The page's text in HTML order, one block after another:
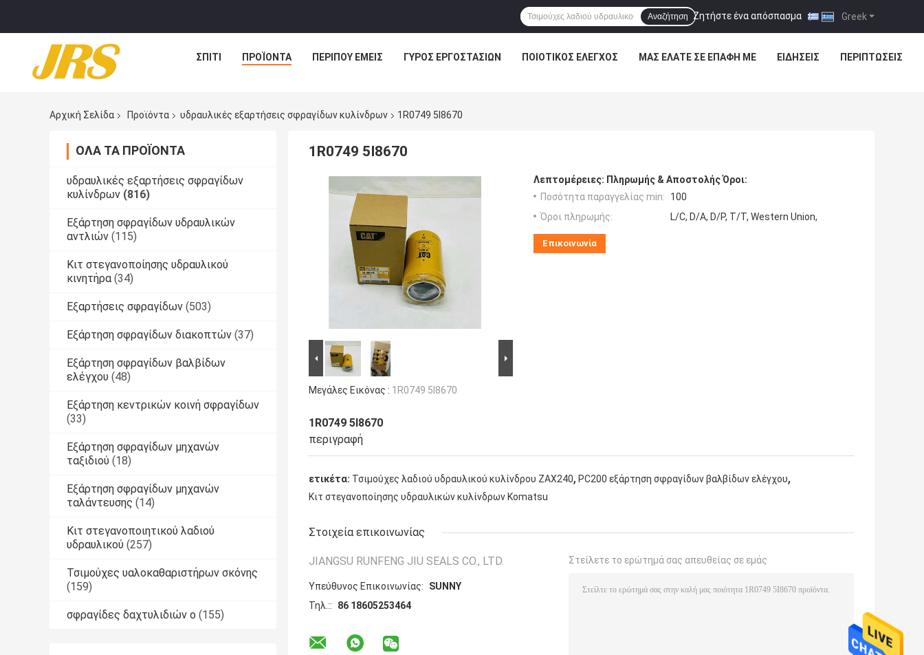
Greek
Ζητήστε ένα απόσπασμα |
Αναζήτηση
ΣΠΊΤΙ ΠΡΟΪΌΝΤΑ ΠΕΡΊΠΟΥ ΕΜΕΊΣ ΓΎΡΟΣ ΕΡΓΟΣΤΑΣΊΩΝ ΠΟΙΟΤΙΚΌΣ ΈΛΕΓΧΟΣ ΜΑΣ ΕΛΆΤΕ ΣΕ ΕΠΑΦΉ ΜΕ ΕΙΔΉΣΕΙΣ ΠΕΡΙΠΤΏΣΕΙΣ
Αρχική Σελίδα Προϊόντα υδραυλικές εξαρτήσεις σφραγίδων κυλίνδρων 1R0749 5I8670
ΌΛΑ ΤΑ ΠΡΟΪΌΝΤΑ
υδραυλικές εξαρτήσεις σφραγίδων
κυλίνδρων (816)
Εξάρτηση σφραγίδων υδραυλικών
αντλιών (115)
Κιτ στεγανοποίησης υδραυλικού
κινητήρα (34)
Εξαρτήσεις σφραγίδων (503)
Εξάρτηση σφραγίδων διακοπτών (37)
Εξάρτηση σφραγίδων βαλβίδων
ελέγχου (48)
Εξάρτηση κεντρικών κοινή σφραγίδων
(33)
Εξάρτηση σφραγίδων μηχανών
ταξιδιού (18)
Εξάρτηση σφραγίδων μηχανών
ταλάντευσης (14)
Κιτ στεγανοποιητικού λαδιού
υδραυλικού (257)
Τσιμούχες υαλοκαθαριστήρων σκόνης
(159)
σφραγίδες δαχτυλιδιών ο (155)
1R0749 5I8670
Μεγάλες Εικόνας : 1R0749 5I8670
Λεπτομέρειες: Πληρωμής & Αποστολής Όροι:
Ποσότητα παραγγελίας min:
100
Όροι πληρωμής:
L/C, D/A, D/P, T/T, Western Union,
Επικοινωνία
1R0749 5I8670
περιγραφή
ετικέτα: Τσιμούχες λαδιού υδραυλικού κυλίνδρου ZAX240, PC200 εξάρτηση σφραγίδων βαλβίδων ελέγχου,
Κιτ στεγανοποίησης υδραυλικών κυλίνδρων Komatsu
Στοιχεία επικοινωνίας
JIANGSU RUNFENG JIU SEALS CO., LTD.
Υπεύθυνος Επικοινωνίας:
SUNNY
Τηλ.::
86 18605253464
Στείλετε το ερώτημά σας απευθείας σε εμάς